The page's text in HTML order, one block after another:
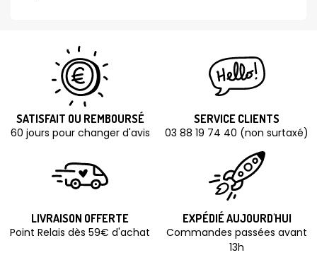
SATISFAIT OU REMBOURSÉ
60 jours pour changer d'avis
SERVICE CLIENTS
03 88 19 74 40 (non surtaxé)
LIVRAISON OFFERTE
Point Relais dès 59€ d'achat
EXPÉDIÉ AUJOURD'HUI
Commandes passées avant
13h